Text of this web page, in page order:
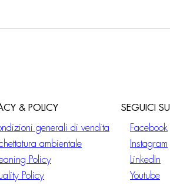
& POLICY
generali di vendita
ambientale
Policy
Policy
SEGUICI SU
Facebook
Instagram
LinkedIn
Youtube